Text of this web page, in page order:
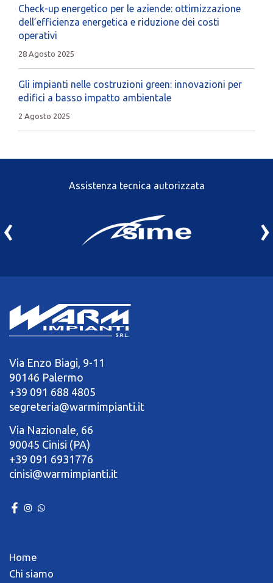
Check-up energetico per le aziende: ottimizzazione
dell’efficienza energetica e riduzione dei costi
operativi
28 Agosto 2025
Gli impianti nelle costruzioni green: innovazioni per
edifici a basso impatto ambientale
2 Agosto 2025
Assistenza tecnica autorizzata
‹ ›
Via Enzo Biagi, 9-11
90146 Palermo
+39 091 688 4805
segreteria@warmimpianti.it
Via Nazionale, 66
90045 Cinisi (PA)
+39 091 6931776
cinisi@warmimpianti.it
Home
Chi siamo